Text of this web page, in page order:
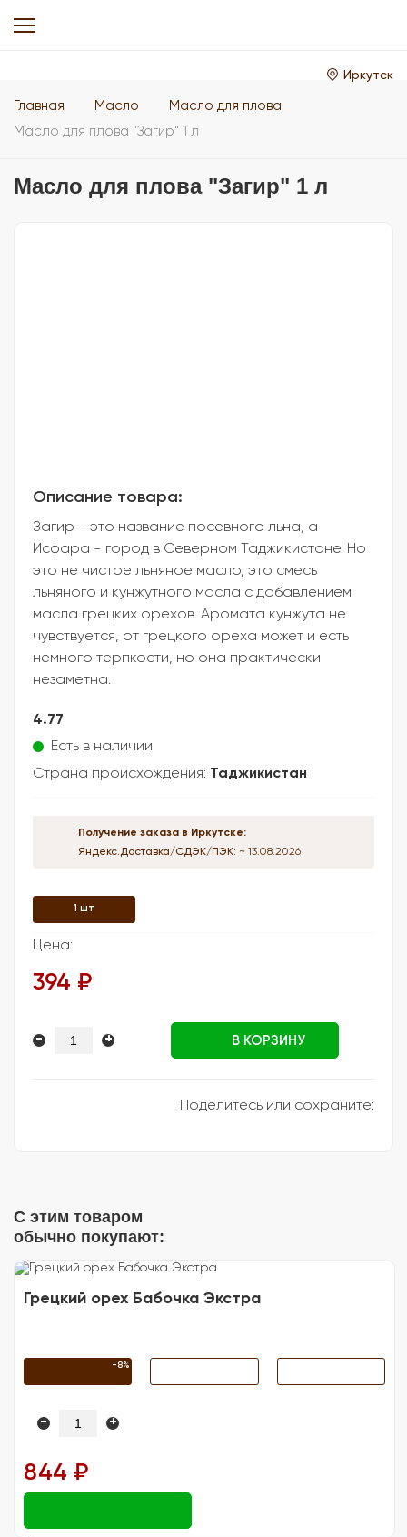
Иркутск
Главная Масло
Масло для плова
Масло для плова "Загир" 1 л
Масло для плова "Загир" 1 л
Описание товара:
Загир - это название посевного льна, а
Исфара - город в Северном Таджикистане. Но
это не чистое льняное масло, это смесь
льняного и кунжутного масла с добавлением
масла грецких орехов. Аромата кунжута не
чувствуется, от грецкого ореха может и есть
немного терпкости, но она практически
незаметна.
4.77
Есть в наличии
Страна происхождения: Таджикистан
Получение заказа в Иркутске:
Яндекс.Доставка/СДЭК/ПЭК: ~ 13.08.2026
1 шт
Цена:
394 ₽
- + В КОРЗИНУ
Поделитесь или сохраните:
С этим товаром
обычно покупают:
Грецкий орех Бабочка Экстра
-8%
- +
844 ₽